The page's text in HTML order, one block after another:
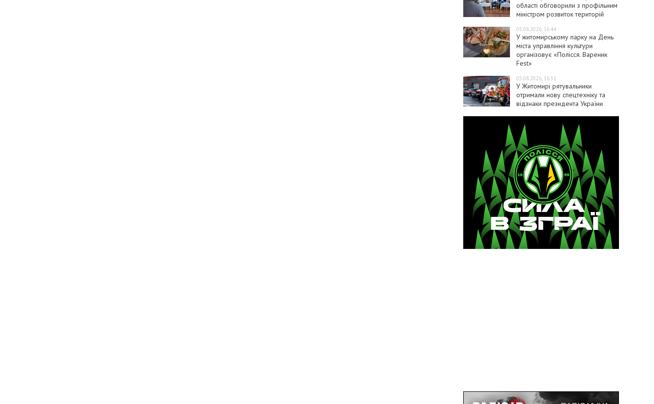
області обговорили з профільним
міністром розвиток територій
05.08.2026, 16:44
У житомирському парку на День
міста управління культури
організовує «Полісся. Вареник
Fest»
05.08.2026, 16:31
У Житомирі рятувальники
отримали нову спецтехніку та
відзнаки президента України